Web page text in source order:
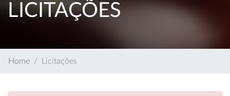
LICITAÇÕES
Home Licitações